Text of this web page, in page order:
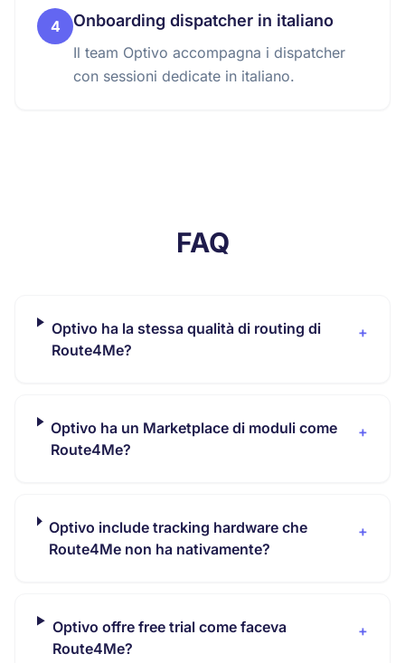
4 Onboarding dispatcher in italiano
Il team Optivo accompagna i dispatcher
con sessioni dedicate in italiano.
FAQ
Optivo ha la stessa qualità di routing di
Route4Me?
+
Optivo ha un Marketplace di moduli come
Route4Me?
+
Optivo include tracking hardware che
Route4Me non ha nativamente?
+
Optivo offre free trial come faceva
Route4Me?
+